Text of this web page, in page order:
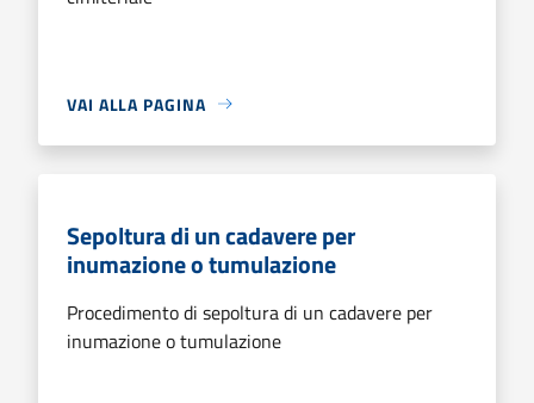
VAI ALLA PAGINA
Sepoltura di un cadavere per
inumazione o tumulazione
Procedimento di sepoltura di un cadavere per
inumazione o tumulazione